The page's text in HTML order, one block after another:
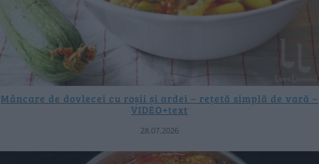
Mâncare de dovlecei cu roșii și ardei – rețetă simplă de vară –
VIDEO+text
28.07.2026